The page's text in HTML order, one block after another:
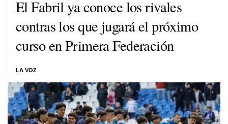
El Fabril ya conoce los rivales
contras los que jugará el próximo
curso en Primera Federación
LA VOZ